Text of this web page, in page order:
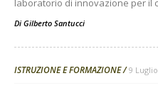
laboratorio di innovazione per il
Di Gilberto Santucci
ISTRUZIONE E FORMAZIONE 9